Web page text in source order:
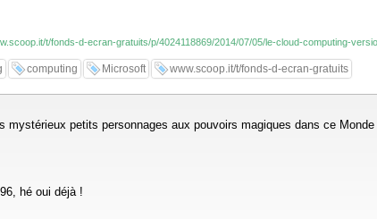
t/fonds-d-ecran-gratuits/p/4024118869/2014/07/05/le-cloud-computing-
computing Microsoft www.scoop.it/t/fonds-d-ecran-gratuits
petits personnages aux pouvoirs magiques dans ce
hé oui déjà !